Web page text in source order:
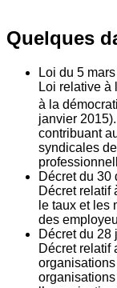
Quelques
Loi du 5
Loi relative à
à la
janvier
contribuant
syndicales
Décret du 30
Décret relatif
le taux et les
des
Décret du 28
Décret relatif